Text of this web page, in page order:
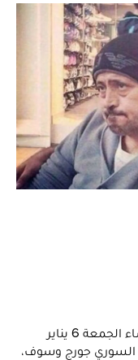
فجع الوسط الفني السوري والعربي، مساء الجمعة 6 يناير
السوري جورج وسوف،